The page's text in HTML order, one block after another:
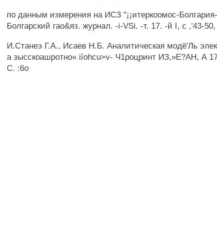
по данным измерения на ИСЗ "¡¡итеркоомос-
Болгарский гао&яз. журнал. -i-VSi. -т. 17. -й I, с ,'43-50,
И.Станеэ Г.А., Исаев Н.Б. Аналитическая модё'Ль
а зысскоашротно« iíohcu>v- Ч1роцринт ИЗ,»Е?АН, А
С. :6о